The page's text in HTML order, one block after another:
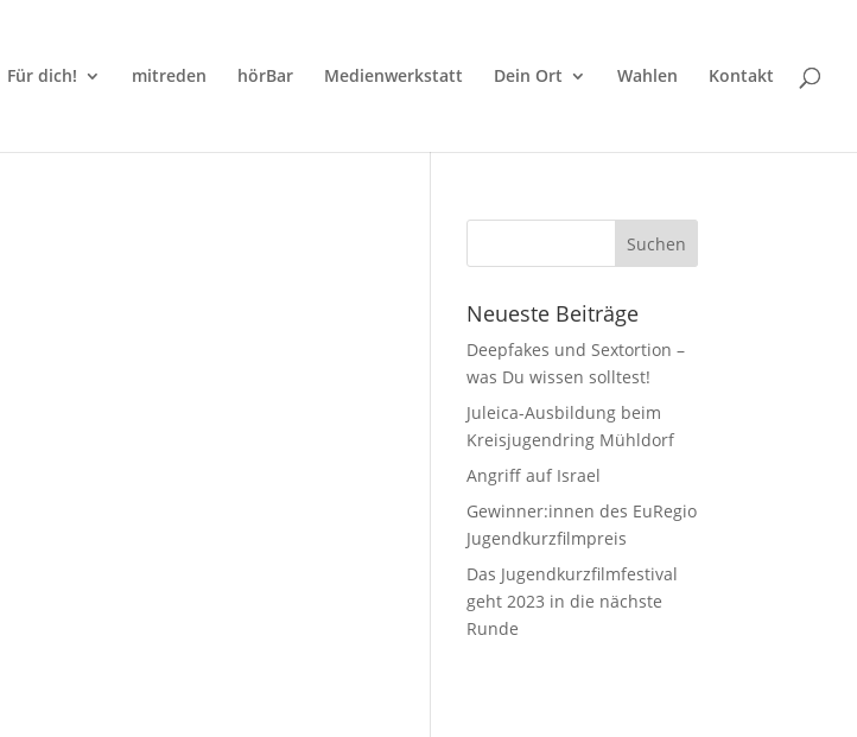
Für dich! mitreden hörBar Medienwerkstatt Dein Ort Wahlen Kontakt
Neueste Beiträge
Deepfakes und Sextortion –
was Du wissen solltest!
Juleica-Ausbildung beim
Kreisjugendring Mühldorf
Angriff auf Israel
Gewinner:innen des EuRegio
Jugendkurzfilmpreis
Das Jugendkurzfilmfestival
geht 2023 in die nächste
Runde